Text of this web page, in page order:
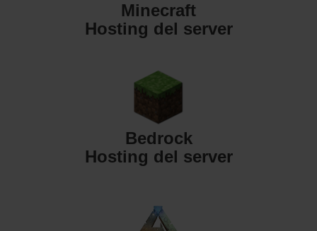
Minecraft
Hosting del server
Bedrock
Hosting del server